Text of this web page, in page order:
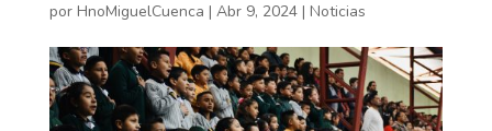
por HnoMiguelCuenca | Abr 9, 2024| Noticias